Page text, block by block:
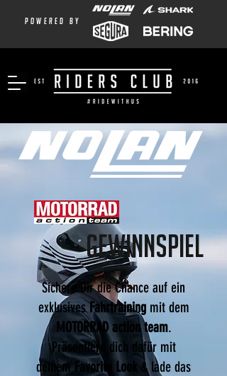
powered by
Gewinnspiel
Sichere Dir die Chance auf ein
exklusivesFahrtrainingmit dem
MOTORRAD action team.
Präsentiere dich dafür mit
deinem Favorite Look & lade das